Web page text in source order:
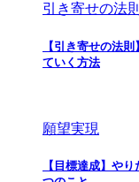
引き寄せの法則
【引き寄せの法
ていく方法
願望実現
【目標達成】や